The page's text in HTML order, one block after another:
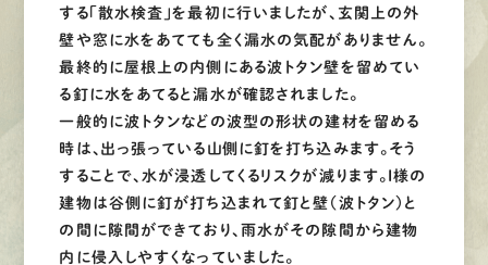
する「散水検査」を最初に行いましたが、玄関上の外
壁や窓に水をあてても全く漏水の気配がありません。
最終的に屋根上の内側にある波トタン壁を留めてい
る釘に水をあてると漏水が確認されました。
一般的に波トタンなどの波型の形状の建材を留める
時は、出っ張っている山側に釘を打ち込みます。そう
することで、水が浸透してくるリスクが減ります。I様の
建物は谷側に釘が打ち込まれて釘と壁（波トタン）と
の間に隙間ができており、雨水がその隙間から建物
内に侵入しやすくなっていました。